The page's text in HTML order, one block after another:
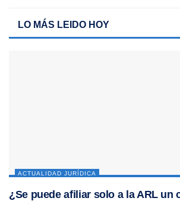
LO MÁS LEIDO HOY
ACTUALIDAD JURÍDICA
¿Se puede afiliar solo a la ARL un